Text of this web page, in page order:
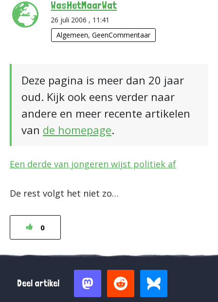
WasHetMaarWat
26 juli 2006 , 11:41
Algemeen,GeenCommentaar
Deze pagina is meer dan 20 jaar
oud. Kijk ook eens verder naar
andere en meer recente artikelen
van de homepage.
Een derde van jongeren wijst politiek af
De rest volgt het niet zo…
0
Deel artikel